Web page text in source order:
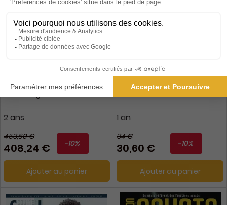
2 ans
453,60 €
408,24 € -10%
Ajouter au panier
Rebondir
1 an
34 €
30,60 € -10%
Ajouter au panier